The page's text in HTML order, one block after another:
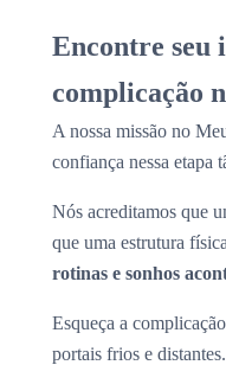
Encontre seu
complicação
A nossa missão no
confiança nessa etapa
Nós acreditamos que
que uma estrutura
rotinas e sonhos
Esqueça a
portais frios e distantes.